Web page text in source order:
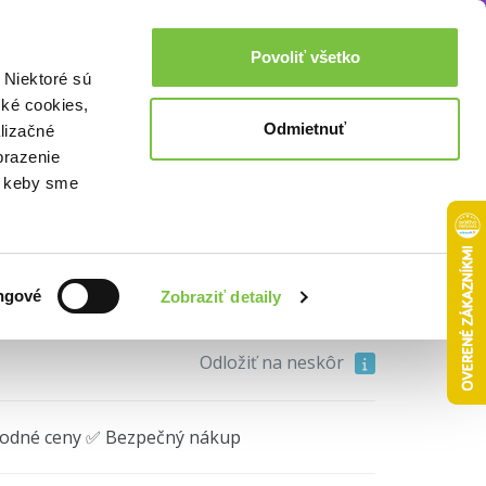
sú
cookies,
keby sme
Zobraziť detaily
Povoliť všetko
Odmietnuť
Prihlásenie 0,00€
Akcie a zľavy
16,60€ Do košíka
Odložiť na neskôr
ceny ✅ Bezpečný nákup